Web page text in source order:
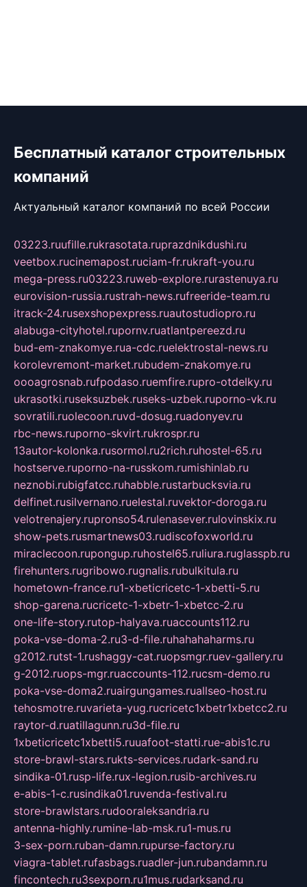
Бесплатный каталог строительных
компаний
Актуальный каталог компаний по всей России
03223.ruufille.rukrasotata.ruprazdnikdushi.ru
veetbox.rucinemapost.ruciam-fr.rukraft-you.ru
mega-press.ru03223.ruweb-explore.rurastenuya.ru
eurovision-russia.rustrah-news.rufreeride-team.ru
itrack-24.rusexshopexpress.ruautostudiopro.ru
alabuga-cityhotel.rupornv.ruatlantpereezd.ru
bud-em-znakomye.rua-cdc.ruelektrostal-news.ru
korolevremont-market.rubudem-znakomye.ru
oooagrosnab.rufpodaso.ruemfire.rupro-otdelky.ru
ukrasotki.ruseksuzbek.ruseks-uzbek.ruporno-vk.ru
sovratili.ruolecoon.ruvd-dosug.ruadonyev.ru
rbc-news.ruporno-skvirt.rukrospr.ru
13autor-kolonka.rusormol.ru2rich.ruhostel-65.ru
hostserve.ruporno-na-russkom.rumishinlab.ru
neznobi.rubigfatcc.ruhabble.rustarbucksvia.ru
delfinet.rusilvernano.ruelestal.ruvektor-doroga.ru
velotrenajery.rupronso54.rulenasever.rulovinskix.ru
show-pets.rusmartnews03.rudiscofoxworld.ru
miraclecoon.rupongup.ruhostel65.ruliura.ruglasspb.ru
firehunters.rugribowo.rugnalis.rubulkitula.ru
hometown-france.ru1-xbeticricetc-1-xbetti-5.ru
shop-garena.rucricetc-1-xbetr-1-xbetcc-2.ru
one-life-story.rutop-halyava.ruaccounts112.ru
poka-vse-doma-2.ru3-d-file.ruhahahaharms.ru
g2012.rutst-1.rushaggy-cat.ruopsmgr.ruev-gallery.ru
g-2012.ruops-mgr.ruaccounts-112.rucsm-demo.ru
poka-vse-doma2.ruairgungames.ruallseo-host.ru
tehosmotre.ruvarieta-yug.rucricetc1xbetr1xbetcc2.ru
raytor-d.ruatillagunn.ru3d-file.ru
1xbeticricetc1xbetti5.ruuafoot-statti.rue-abis1c.ru
store-brawl-stars.rukts-services.rudark-sand.ru
sindika-01.rusp-life.rux-legion.rusib-archives.ru
e-abis-1-c.rusindika01.ruvenda-festival.ru
store-brawlstars.rudooraleksandria.ru
antenna-highly.rumine-lab-msk.ru1-mus.ru
3-sex-porn.ruban-damn.rupurse-factory.ru
viagra-tablet.rufasbags.ruadler-jun.rubandamn.ru
fincontech.ru3sexporn.ru1mus.rudarksand.ru